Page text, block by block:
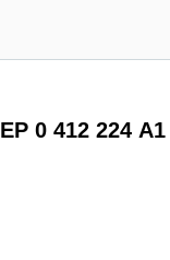
EP 0 412 224 A1